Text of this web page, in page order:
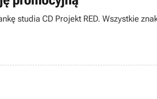
studia CD Projekt RED. Wszystkie